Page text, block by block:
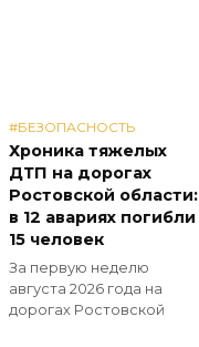
#БЕЗОПАСНОСТЬ
Хроника тяжелых
ДТП на дорогах
Ростовской области:
в 12 авариях погибли
15 человек
За первую неделю
августа 2026 года на
дорогах Ростовской